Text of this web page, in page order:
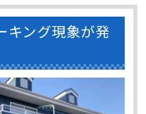
キング現象が発